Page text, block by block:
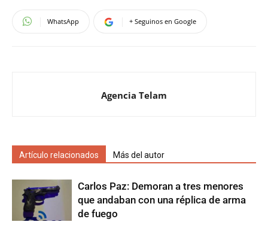
WhatsApp + Seguinos en Google
Agencia Telam
Artículo relacionados Más del autor
Carlos Paz: Demoran a tres menores
que andaban con una réplica de arma
de fuego